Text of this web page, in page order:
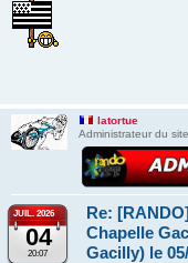
latortue
Administrateur du site
JUIL. 2026
04
20:07
Re:
Chapelle
Gacilly) le